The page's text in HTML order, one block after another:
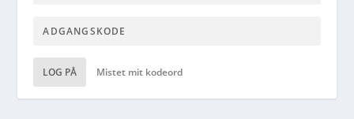
LOG PÅ Mistet mit kodeord